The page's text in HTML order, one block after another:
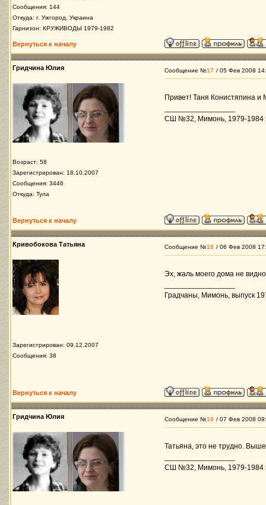
Сообщения: 144
Откуда: г. Ужгород, Украина
Гарнизон: КРУЖИВОДЫ 1979-1982
Вернуться к началу
Гридчина Юлия
Возраст: 58
Зарегистрирован: 18.10.2007
Сообщения: 3446
Откуда: Тула
Сообщение №17 / 05 Фев 2008
Привет! Таня Конистяпина
СШ №32, Мимонь, 1979-1984
Вернуться к началу
Кривобокова Татьяна
Зарегистрирован: 09.12.2007
Сообщения: 38
Сообщение №18 / 06 Фев 2008
Эх, жаль моего дома не
Градчаны, Мимонь, выпуск
Вернуться к началу
Гридчина Юлия Сообщение №19 / 07 Фев 2008
Татьяна, это не трудно.
СШ №32, Мимонь, 1979-1984